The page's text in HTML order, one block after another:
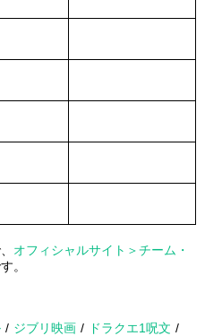
オフィシャルサイト＞チーム・
。
ジブリ映画
ドラクエ1呪文